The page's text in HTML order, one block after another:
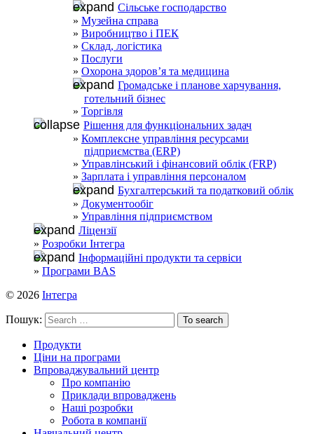
Сільське господарство
Музейна справа
Виробництво і ПЕК
Склад, логістика
Послуги
Охорона здоров’я та медицина
Громадське і планове харчування,
готельний бізнес
Торгівля
Рішення для функціональних задач
Комплексне управління ресурсами
підприємства (ERP)
Управлінський і фінансовий облік (FRP)
Зарплата і управління персоналом
Бухгалтерський та податковий облік
Документообіг
Управління підприємством
Ліцензії
Розробки Інтегра
Інформаційні продукти та сервіси
Програми BAS
© 2026 Інтегра
Пошук:
Продукти
Ціни на програми
Впроваджувальний центр
Про компанію
Приклади впроваджень
Наші розробки
Робота в компанії